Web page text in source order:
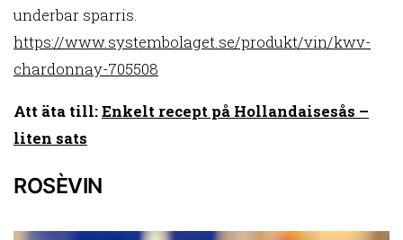
underbar sparris.
https://www.systembolaget.se/produkt/vin/kwv-
chardonnay-705508
Att äta till:Enkelt recept på Hollandaisesås –
liten sats
ROSÈVIN